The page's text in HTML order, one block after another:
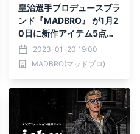
皇治選手プロデュースブラ
ンド『MADBRO』 が1月2
0日に新作アイテム5点を
発売。2023-01-20 19:00
MADBRO(マッドブロ)